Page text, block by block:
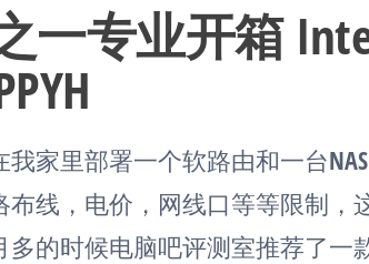
一专业开箱
我家里部署一个软路由和一台
线，电价，网线口等等限制，
多的时候电脑吧评测室推荐了一